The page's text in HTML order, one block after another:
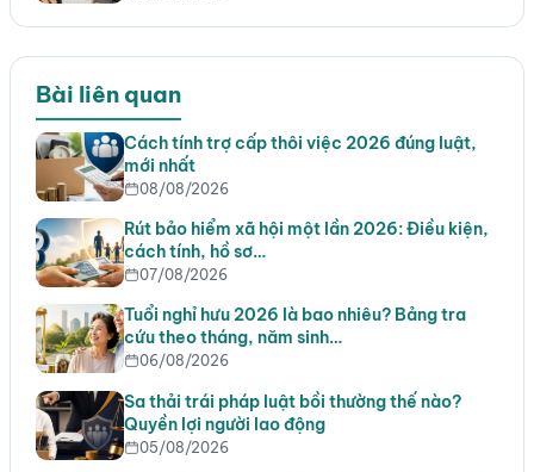
Bài liên quan
Cách tính trợ cấp thôi việc 2026 đúng luật,
mới nhất
08/08/2026
Rút bảo hiểm xã hội một lần 2026: Điều kiện,
cách tính, hồ sơ…
07/08/2026
Tuổi nghỉ hưu 2026 là bao nhiêu? Bảng tra
cứu theo tháng, năm sinh…
06/08/2026
Sa thải trái pháp luật bồi thường thế nào?
Quyền lợi người lao động
05/08/2026